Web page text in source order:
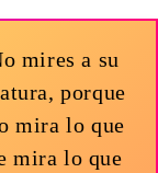
mires a su
porque
mira lo que
mira lo que